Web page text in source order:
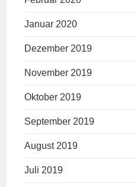
Januar 2020
Dezember 2019
November 2019
Oktober 2019
September 2019
August 2019
Juli 2019